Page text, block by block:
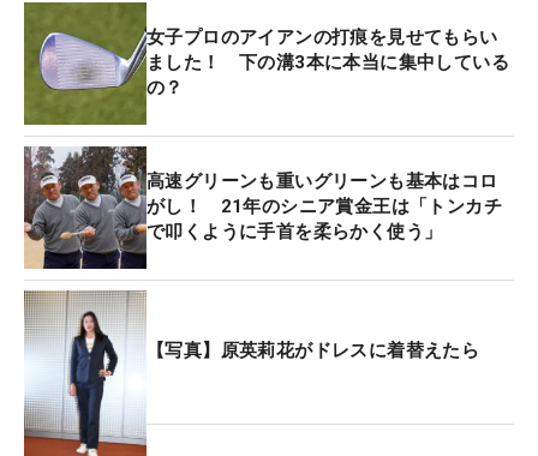
女子プロのアイアンの打痕を見せてもらい
ました！ 下の溝3本に本当に集中している
の？
高速グリーンも重いグリーンも基本はコロ
がし！ 21年のシニア賞金王は「トンカチ
で叩くように手首を柔らかく使う」
【写真】原英莉花がドレスに着替えたら